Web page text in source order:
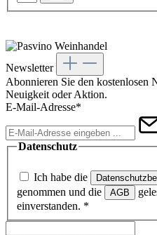
Newsletter
Abonnieren Sie den kostenlosen
Neuigkeit oder Aktion.
E-Mail-Adresse*
Datenschutz
Ich habe die
genommen und die
AGB
einverstanden. *